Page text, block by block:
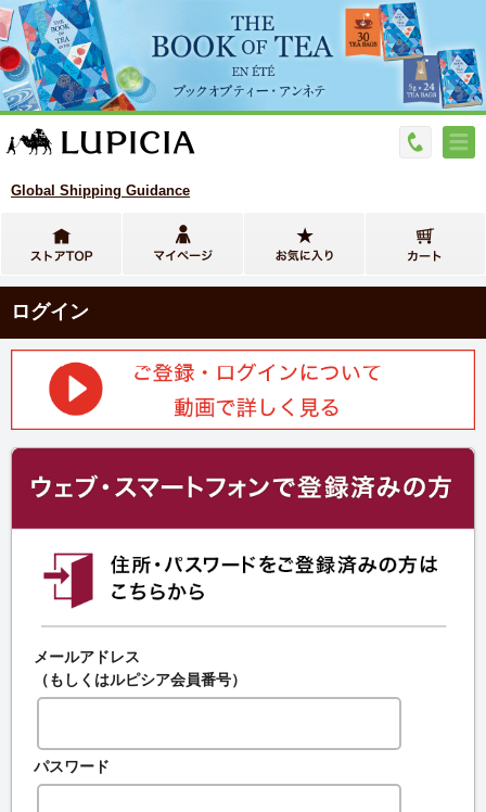
Global Shipping Guidance
ログイン
メールアドレス
（もしくはルピシア会員番号）
パスワード